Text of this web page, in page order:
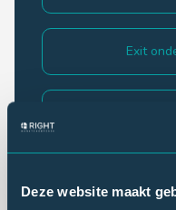
Deze website maakt
Exit